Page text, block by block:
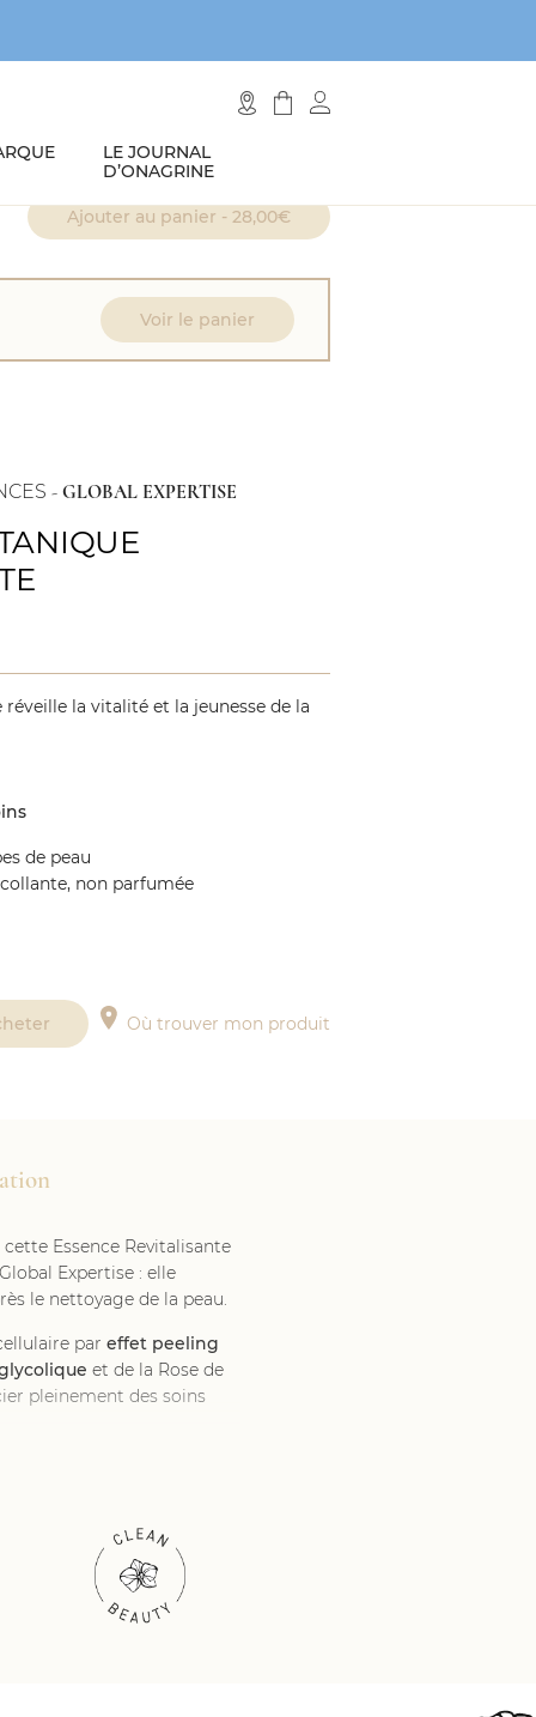
LE JOURNAL
D’ONAGRINE
Voir le panier
Ajouter au panier - 28,00€
- GLOBAL EXPERTISE
la vitalité et la jeunesse de la
de peau
collante, non parfumée
Où trouver mon produit
Essence Revitalisante
Expertise : elle
le nettoyage de la peau.
par effet peeling
et de la Rose de
pleinement des soins
jusqu’à deux mois au-
confortable, et le teint
pour une efficacité